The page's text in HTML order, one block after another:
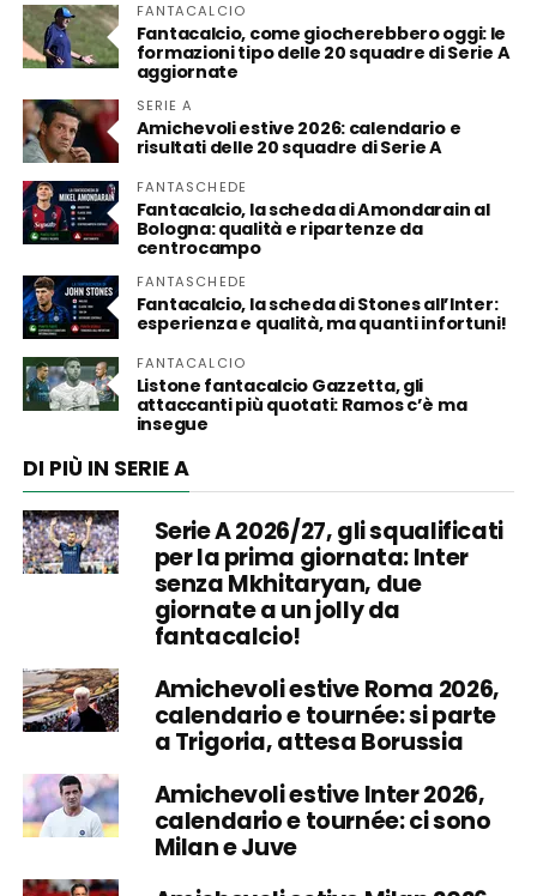
FANTACALCIO
Fantacalcio, come giocherebbero oggi: le
formazioni tipo delle 20 squadre di Serie A
aggiornate
SERIE A
Amichevoli estive 2026: calendario e
risultati delle 20 squadre di Serie A
FANTASCHEDE
Fantacalcio, la scheda di Amondarain al
Bologna: qualità e ripartenze da
centrocampo
FANTASCHEDE
Fantacalcio, la scheda di Stones all’Inter:
esperienza e qualità, ma quanti infortuni!
FANTACALCIO
Listone fantacalcio Gazzetta, gli
attaccanti più quotati: Ramos c’è ma
insegue
DI PIÙ IN SERIE A
Serie A 2026/27, gli squalificati
per la prima giornata: Inter
senza Mkhitaryan, due
giornate a un jolly da
fantacalcio!
Amichevoli estive Roma 2026,
calendario e tournée: si parte
a Trigoria, attesa Borussia
Amichevoli estive Inter 2026,
calendario e tournée: ci sono
Milan e Juve